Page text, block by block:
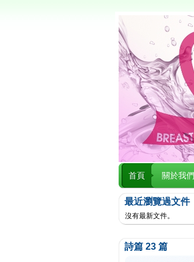
首頁 關於我們
最近瀏覽過文件
沒有最新文件。
詩篇 23 篇